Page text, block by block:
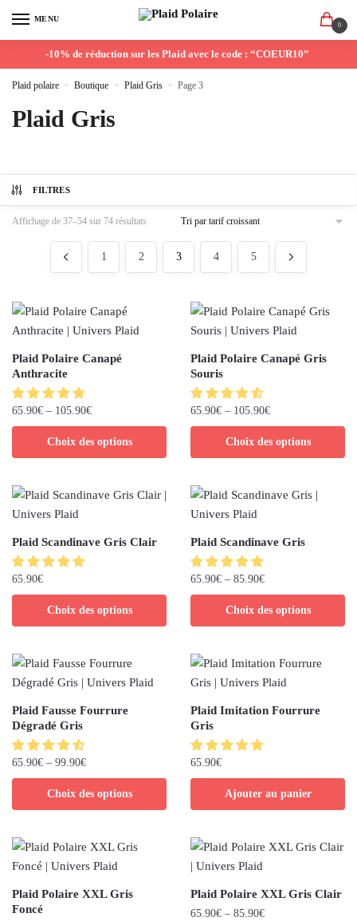
MENU
0
-10% de réduction sur les Plaid avec le code : “COEUR10”
Plaid polaire » Boutique » Plaid Gris » Page 3
Plaid Gris
FILTRES
Affichage de 37–54 sur 74 résultats
1 2 3 4 5
Plaid Polaire Canapé
Anthracite
65.90€ – 105.90€
Choix des options
Plaid Polaire Canapé Gris
Souris
65.90€ – 105.90€
Choix des options
Plaid Scandinave Gris Clair
65.90€
Choix des options
Plaid Scandinave Gris
65.90€ – 85.90€
Choix des options
Plaid Fausse Fourrure
Dégradé Gris
65.90€ – 99.90€
Choix des options
Plaid Imitation Fourrure
Gris
65.90€
Ajouter au panier
Plaid Polaire XXL Gris
Foncé
Plaid Polaire XXL Gris Clair
65.90€ – 85.90€